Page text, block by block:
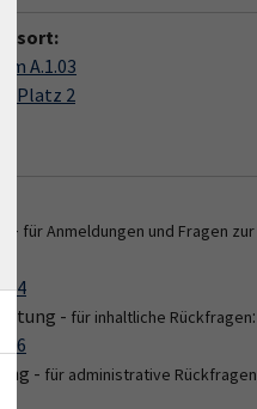
A.1.03
Platz 2
- für Anmeldungen und Fragen zur
- für inhaltliche Rückfragen:
- für administrative Rückfragen